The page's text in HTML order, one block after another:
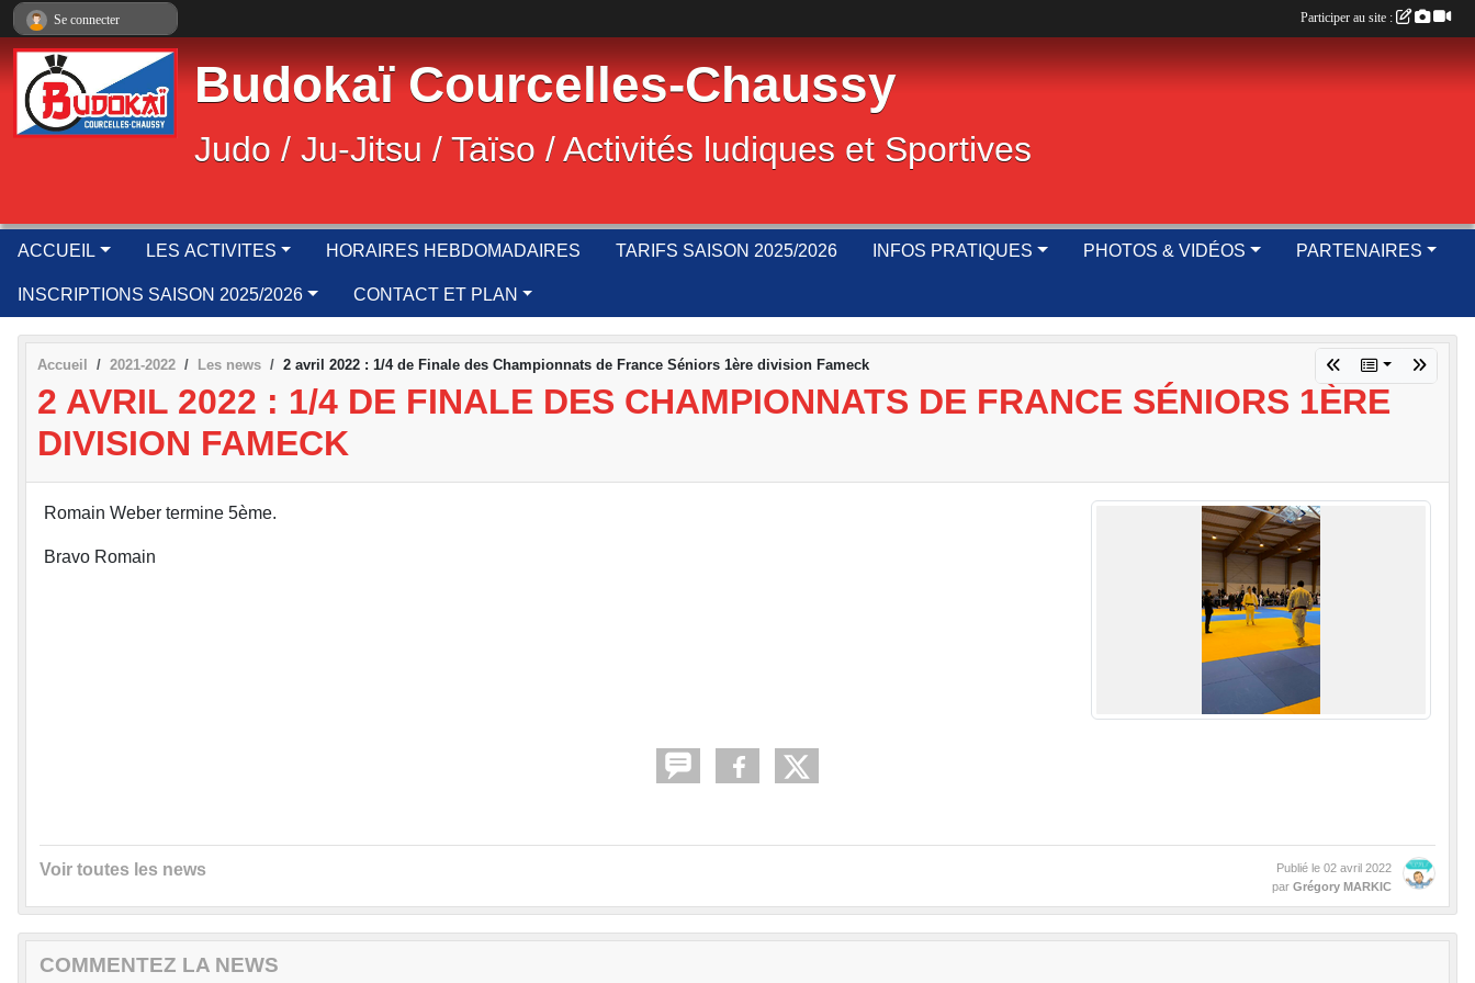
Budokaï Courcelles-Chaussy
Judo / Ju-Jitsu / Taïso / Activités ludiques et Sportives
ACCUEIL LES ACTIVITES HORAIRES HEBDOMADAIRES TARIFS SAISON 2025/2026 INFOS PRATIQUES PHOTOS & VIDÉOS PARTENAIRES
INSCRIPTIONS SAISON 2025/2026 CONTACT ET PLAN
Accueil 2021-2022 Les news 2 avril 2022 : 1/4 de Finale des Championnats de France Séniors 1ère division Fameck
2 AVRIL 2022 : 1/4 DE FINALE DES CHAMPIONNATS DE FRANCE SÉNIORS 1ÈRE
DIVISION FAMECK
Romain Weber termine 5ème.
Bravo Romain
Voir toutes les news Publié le 02 avril 2022
par Grégory MARKIC
COMMENTEZ LA NEWS
Se connecter Participer au site :
Panneau de gestion des cookies